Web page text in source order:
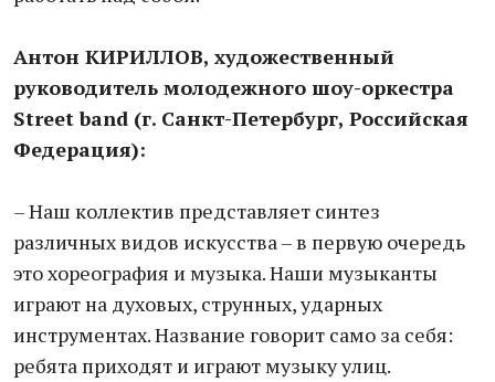
Антон КИРИЛЛОВ, художественный
руководитель молодежного шоу-оркестра
Street band (г. Санкт-Петербург, Российская
Федерация):
– Наш коллектив представляет синтез
различных видов искусства – в первую очередь
это хореография и музыка. Наши музыканты
играют на духовых, струнных, ударных
инструментах. Название говорит само за себя:
ребята приходят и играют музыку улиц.